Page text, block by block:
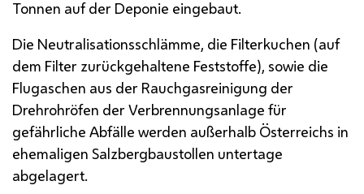
Tonnen auf der Deponie eingebaut.
Die Neutralisationsschlämme, die Filterkuchen (auf
dem Filter zurückgehaltene Feststoffe), sowie die
Flugaschen aus der Rauchgasreinigung der
Drehrohröfen der Verbrennungsanlage für
gefährliche Abfälle werden außerhalb Österreichs in
ehemaligen Salzbergbaustollen untertage
abgelagert.